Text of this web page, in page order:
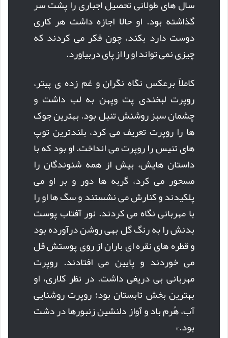
سال های طولانی تحصیل اجباری را پشت سر
گذاشته بود. او حالا اجازه داشت هر کاری
دوست دارد بکند، چون فکر می کردند که
چیزی نمی تواند او را از پای دربیاورد.
کاملاً برعکس نگاه نگران و غم زده ی پیتر،
روپرت لبخندی پت وپهن به لب داشت و
چشمان سبز روشنش تنبل بود. بهترین جوک
ها را روپرت تعریف می کرد، بلندترین توپ
های تنیس را روپرت می انداخت. او بود که با
داستان هایش، بیش از همه شنوندگان را
مسحور می کرد، گربه ها دور و بر او می
پلکیدند و کنارش می نشستند و سگ ها او را
با مهربانی نگاه می کردند. نور آفتاب پوست
بدنش را به رنگ گل بهی روشن درآورده بود
و قطره های نقره ای باران از روی پوستش قل
می خوردند و پایین می افتادند. روپرت
مهربانی بی دریغی داشت. در نظر کلاری، او
بهترین بخش تابستان بود؛ روپرت روشنایی
آب، هُرم باد و آواز دلنشین زنبورها در دشت
بود.»